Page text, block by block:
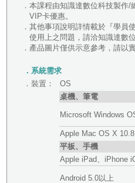
．本課程由知識達數位科技製作
VIP卡優惠。
．其他事項說明詳情載於『學員
使用上之問題，請洽知識達數
．產品圖片僅供示意參考，請以
．系統需求
．裝置：
OS
桌機、筆電
Microsoft Windows
Apple Mac OS X
平板、手機
Apple iPad、iPhone
Android 5.0以上